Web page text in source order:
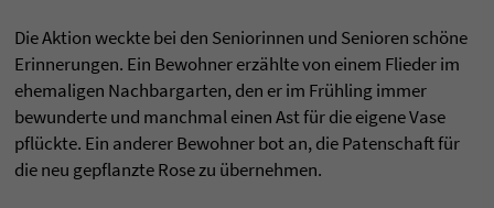
Die Aktion weckte bei den Seniorinnen und Senioren schöne
Erinnerungen. Ein Bewohner erzählte von einem Flieder im
ehemaligen Nachbargarten, den er im Frühling immer
bewunderte und manchmal einen Ast für die eigene Vase
pflückte. Ein anderer Bewohner bot an, die Patenschaft für
die neu gepflanzte Rose zu übernehmen.